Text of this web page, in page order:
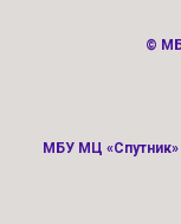
©
МБУ МЦ «Спутник»